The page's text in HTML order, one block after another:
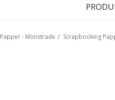
Papper - Mönstrade / Scrapbooking